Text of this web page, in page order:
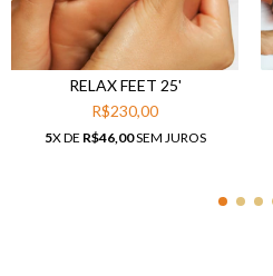
RELAX FEET 25'
R$230,00
5X DE R$46,00SEM JUROS